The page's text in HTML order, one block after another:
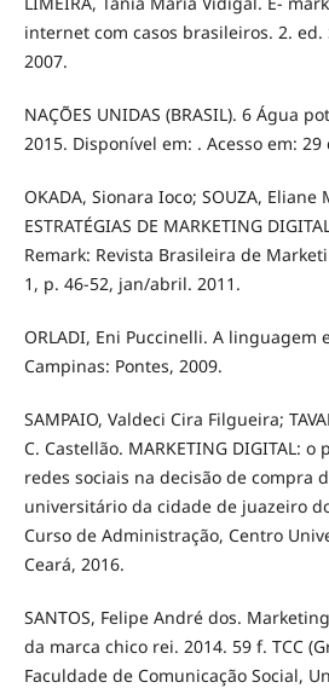
internet com casos brasileiros. 2. ed.
2007.
NAÇÕES UNIDAS (BRASIL). 6 Água
2015. Disponível em: . Acesso em: 29
OKADA, Sionara Ioco; SOUZA, Eliane
ESTRATÉGIAS DE MARKETING
Remark: Revista Brasileira de
1, p. 46-52, jan/abril. 2011.
ORLADI, Eni Puccinelli. A linguagem
Campinas: Pontes, 2009.
SAMPAIO, Valdeci Cira Filgueira;
C. Castellão. MARKETING DIGITAL:
redes sociais na decisão de compra
universitário da cidade de juazeiro
Curso de Administração, Centro
Ceará, 2016.
SANTOS, Felipe André dos.
da marca chico rei. 2014. 59 f. TCC
Faculdade de Comunicação Social,